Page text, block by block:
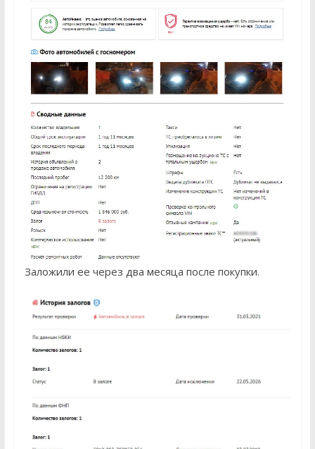
Заложили ее через два месяца после покупки.